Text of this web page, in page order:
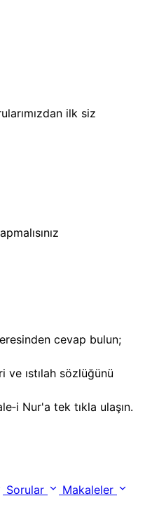
ilk siz
cevap bulun;
ve ıstılah sözlüğünü
Nur'a tek tıkla ulaşın.
Sorular
Makaleler